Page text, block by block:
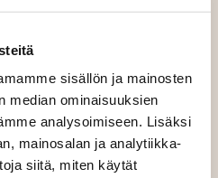
sisällön ja mainosten
median ominaisuuksien
analysoimiseen. Lisäksi
mainosalan ja analytiikka-
siitä, miten käytät
harjoittajassa. Jokainen
saada olla osana
parempaa fyysistä sekä
hetkiä ovat ne, kun
ja työskentely omien
alkaa.